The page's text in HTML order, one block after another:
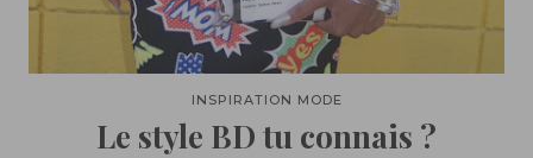
INSPIRATION MODE
Le style BD tu connais ?